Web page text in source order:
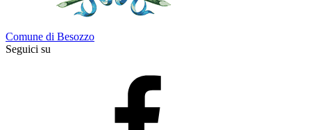
Comune di Besozzo
Seguici su